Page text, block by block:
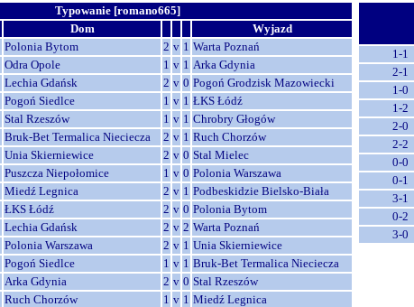
Typowanie [romano665]
Dom
Wyjazd
Polonia Bytom 2 v 1 Warta Poznań
Odra Opole 1 v 1 Arka Gdynia
Lechia Gdańsk 2 v 0 Pogoń Grodzisk Mazowiecki
Pogoń Siedlce 1 v 1 ŁKS Łódź
Stal Rzeszów 1 v 1 Chrobry Głogów
Bruk-Bet Termalica Nieciecza 2 v 1 Ruch Chorzów
Unia Skierniewice 2 v 0 Stal Mielec
Puszcza Niepołomice 1 v 0 Polonia Warszawa
Miedź Legnica 2 v 1 Podbeskidzie Bielsko-Biała
ŁKS Łódź 2 v 0 Polonia Bytom
Lechia Gdańsk 2 v 2 Warta Poznań
Polonia Warszawa 2 v 1 Unia Skierniewice
Pogoń Siedlce 1 v 1 Bruk-Bet Termalica Nieciecza
Arka Gdynia 2 v 0 Stal Rzeszów
Ruch Chorzów 1 v 1 Miedź Legnica
1-1
2-1
1-0
1-2
2-0
2-2
0-0
0-1
3-1
0-2
3-0